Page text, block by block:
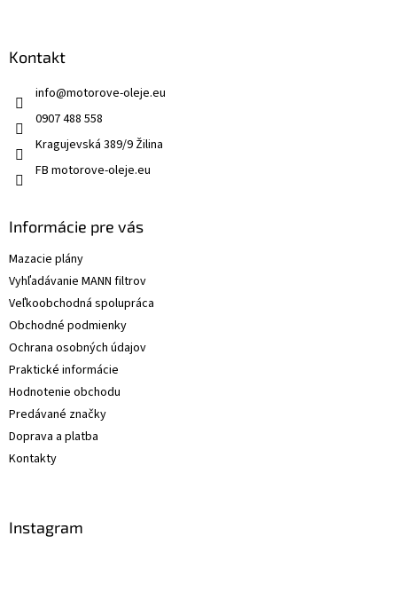
Kontakt
info@motorove-oleje.eu
0907 488 558
Kragujevská 389/9 Žilina
FB motorove-oleje.eu
Informácie pre vás
Mazacie plány
Vyhľadávanie MANN filtrov
Veľkoobchodná spolupráca
Obchodné podmienky
Ochrana osobných údajov
Praktické informácie
Hodnotenie obchodu
Predávané značky
Doprava a platba
Kontakty
Instagram